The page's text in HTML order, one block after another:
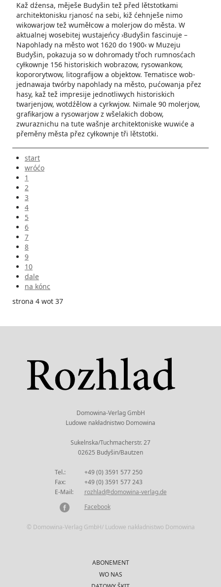
Kaž dźensa, měješe Budyšin tež před lětstotkami
architektonisku rjanosć na sebi, kiž ćehnješe nimo
wikowarjow tež wuměłcow a molerjow do města. W
aktualnej wosebitej wustajeńcy ›Budyšin fascinuje –
Napohlady na město wot 1620 do 1900‹ w Muzeju
Budyšin, pokazuja so w dohromady třoch rumnosćach
cyłkownje 156 historiskich wobrazow, rysowankow,
kopororytwow, litografijow a objektow. Tematisce wob-
jednawaja twórby napohlady na město, pućowanja přez
hasy, kaž tež impresije jednotliwych historiskich
twarjenjow, wotdźělow a cyrkwjow. Nimale 90 molerjow,
grafikarjow a rysowarjow z wšelakich dobow,
zwuraznichu na tute wašnje architektoniske wuwiće a
přeměny města přez cyłkownje tři lětstotki.
start
wróćo
1
2
3
4
5
6
7
8
9
10
dale
na kónc
strona 4 wot 37
Domowina-Verlag GmbH
Ludowe nakładnistwo Domowina
Sukelnska/Tuchmacherstr. 27
02625 Budyšin/Bautzen
Tel.:
+49 (0) 3591 577 250
Fax:
+49 (0) 3591 577 243
E-Mail:
rozhlad@domowina-verlag.de
Facebook
© Domowina-Verlag GmbH/ Ludowe nakładnistwo Domowina
ABONEMENT
WO NAS